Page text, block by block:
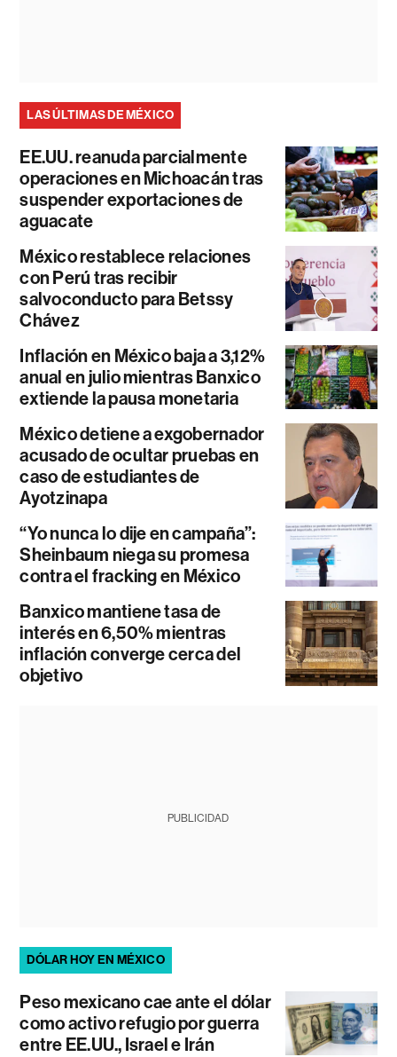
LAS ÚLTIMAS DE MÉXICO
EE.UU. reanuda parcialmente
operaciones en Michoacán tras
suspender exportaciones de
aguacate
México restablece relaciones
con Perú tras recibir
salvoconducto para Betssy
Chávez
Inflación en México baja a 3,12%
anual en julio mientras Banxico
extiende la pausa monetaria
México detiene a exgobernador
acusado de ocultar pruebas en
caso de estudiantes de
Ayotzinapa
“Yo nunca lo dije en campaña”:
Sheinbaum niega su promesa
contra el fracking en México
Banxico mantiene tasa de
interés en 6,50% mientras
inflación converge cerca del
objetivo
PUBLICIDAD
DÓLAR HOY EN MÉXICO
Peso mexicano cae ante el dólar
como activo refugio por guerra
entre EE.UU., Israel e Irán